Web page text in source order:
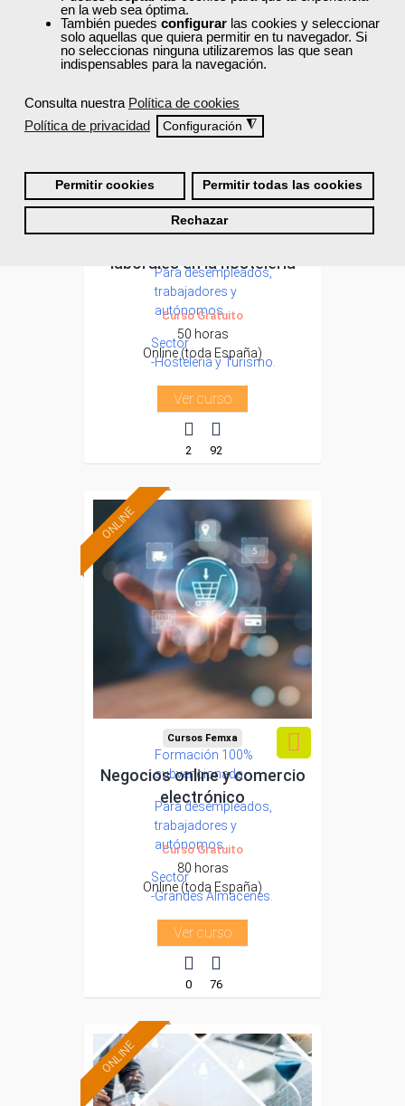
en la web sea óptima.
También puedes configurar las cookies y seleccionar
solo aquellas que quiera permitir en tu navegador. Si
no seleccionas ninguna utilizaremos las que sean
indispensables para la navegación.
Consulta nuestra Política de cookies
Política de privacidad
Configuración ◮
Permitir cookies Permitir todas las cookies
Rechazar
Formación 100%
Para desempleados,
trabajadores y
autónomos.
Sector
-Hosteleria y Turismo.
Cursos Femxa
laborales en la hostelería
Curso Gratuito
50 horas
Online (toda España)
Ver curso
2 92
ONLINE
Formación 100%
subvencionada.
Para desempleados,
trabajadores y
autónomos.
Sector
-Grandes Almacenes.
Cursos Femxa
Negocios online y comercio
electrónico
Curso Gratuito
80 horas
Online (toda España)
Ver curso
0 76
ONLINE